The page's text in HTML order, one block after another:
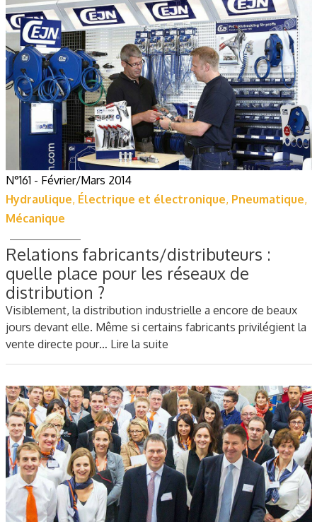
N°161 - Février/Mars 2014
Hydraulique, Électrique et électronique, Pneumatique,
Mécanique
Relations fabricants/distributeurs :
quelle place pour les réseaux de
distribution ?
Visiblement, la distribution industrielle a encore de beaux
jours devant elle. Même si certains fabricants privilégient la
vente directe pour… Lire la suite